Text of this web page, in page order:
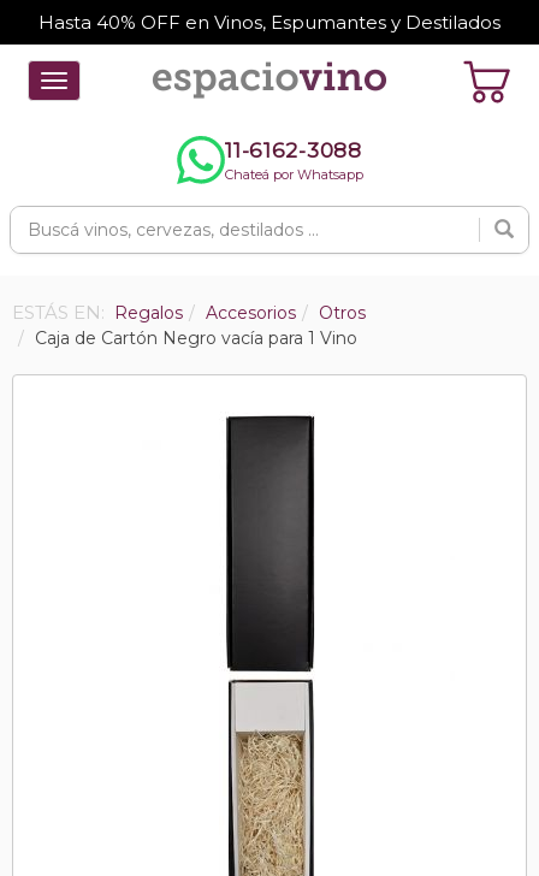
Hasta 40% OFF en Vinos, Espumantes y Destilados
Toggle
navigation
11-6162-3088
Chateá por Whatsapp
ESTÁS EN: Regalos Accesorios
Otros
Caja de Cartón Negro vacía para 1 Vino